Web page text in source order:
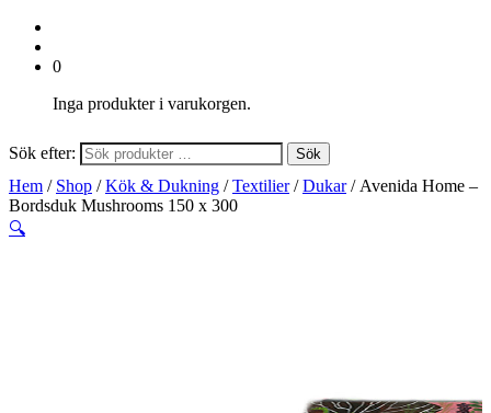
0
Inga produkter i varukorgen.
Sök efter: Sök
Hem / Shop /Kök & Dukning /Textilier/Dukar/ Avenida Home –
Bordsduk Mushrooms 150 x 300
🔍